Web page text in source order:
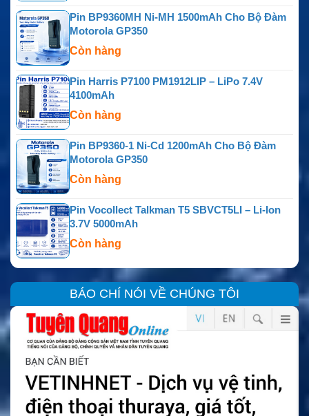
Pin BP9360MH Ni-MH 1500mAh Cho Bộ Đàm
Motorola GP350
Còn hàng
Pin Harris P7100 PM1912LIP – LiPo 7.4V
4100mAh
Còn hàng
Pin BP9360-1 Ni-Cd 1200mAh Cho Bộ Đàm
Motorola GP350
Còn hàng
Pin Vocollect Talkman T5 SBVCT5LI – Li-Ion
3.7V 5000mAh
Còn hàng
BÁO CHÍ NÓI VỀ CHÚNG TÔI